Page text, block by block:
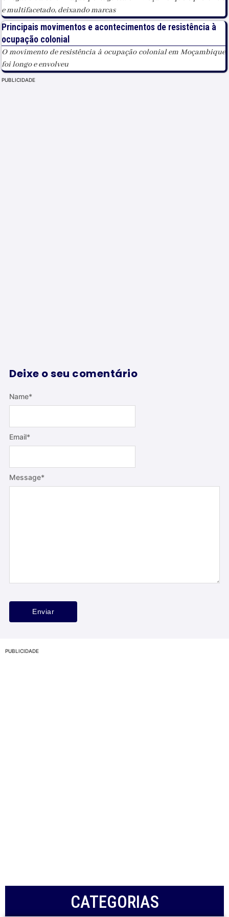
e multifacetado, deixando marcas
Principais movimentos e acontecimentos de resistência à
ocupação colonial
O movimento de resistência à ocupação colonial em Moçambique
foi longo e envolveu
PUBLICIDADE
Deixe o seu comentário
Message*
Name*
Email*
PUBLICIDADE
CATEGORIAS